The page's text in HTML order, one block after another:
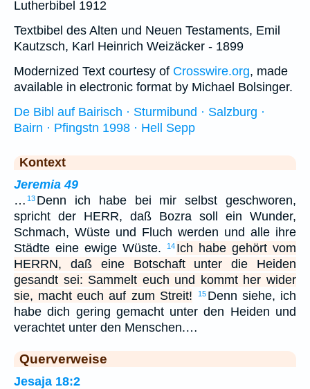
Lutherbibel 1912
Textbibel des Alten und Neuen Testaments, Emil
Kautzsch, Karl Heinrich Weizäcker - 1899
Modernized Text courtesy of Crosswire.org, made
available in electronic format by Michael Bolsinger.
De Bibl auf Bairisch · Sturmibund · Salzburg ·
Bairn · Pfingstn 1998 · Hell Sepp
Kontext
Jeremia 49
… 13 Denn ich habe bei mir selbst geschworen,
spricht der HERR, daß Bozra soll ein Wunder,
Schmach, Wüste und Fluch werden und alle ihre
Städte eine ewige Wüste.
14 Ich habe gehört vom
HERRN, daß eine Botschaft unter die Heiden
gesandt sei: Sammelt euch und kommt her wider
sie, macht euch auf zum Streit!
15 Denn siehe, ich
habe dich gering gemacht unter den Heiden und
verachtet unter den Menschen.…
Querverweise
Jesaja 18:2